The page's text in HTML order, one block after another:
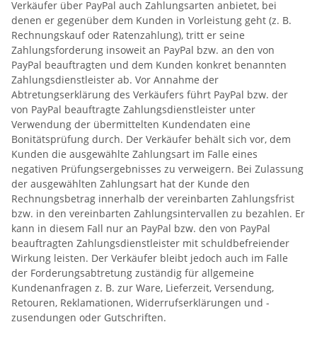
Verkäufer über PayPal auch Zahlungsarten anbietet, bei
denen er gegenüber dem Kunden in Vorleistung geht (z. B.
Rechnungskauf oder Ratenzahlung), tritt er seine
Zahlungsforderung insoweit an PayPal bzw. an den von
PayPal beauftragten und dem Kunden konkret benannten
Zahlungsdienstleister ab. Vor Annahme der
Abtretungserklärung des Verkäufers führt PayPal bzw. der
von PayPal beauftragte Zahlungsdienstleister unter
Verwendung der übermittelten Kundendaten eine
Bonitätsprüfung durch. Der Verkäufer behält sich vor, dem
Kunden die ausgewählte Zahlungsart im Falle eines
negativen Prüfungsergebnisses zu verweigern. Bei Zulassung
der ausgewählten Zahlungsart hat der Kunde den
Rechnungsbetrag innerhalb der vereinbarten Zahlungsfrist
bzw. in den vereinbarten Zahlungsintervallen zu bezahlen. Er
kann in diesem Fall nur an PayPal bzw. den von PayPal
beauftragten Zahlungsdienstleister mit schuldbefreiender
Wirkung leisten. Der Verkäufer bleibt jedoch auch im Falle
der Forderungsabtretung zuständig für allgemeine
Kundenanfragen z. B. zur Ware, Lieferzeit, Versendung,
Retouren, Reklamationen, Widerrufserklärungen und -
zusendungen oder Gutschriften.